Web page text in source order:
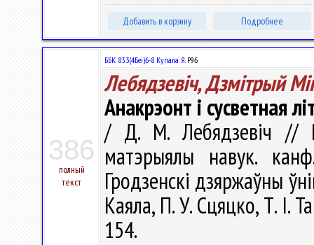
Добавить в корзину Подробнее
386
полный
текст
ББК 83.3(4Беі)6-8 Купала Я.Р96
Лебядзевіч, Дзмітрый
Анакрэонт і сусветная
/ Д. М. Лебядзевіч //
матэрыялы навук.
Гродзенскi дзяржаўны
Каяла, П. У. Сцяцко, Т. І.
154.